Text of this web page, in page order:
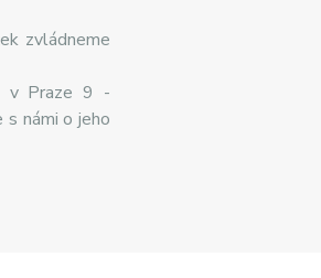
zvládneme
v Praze 9 -
námi o jeho